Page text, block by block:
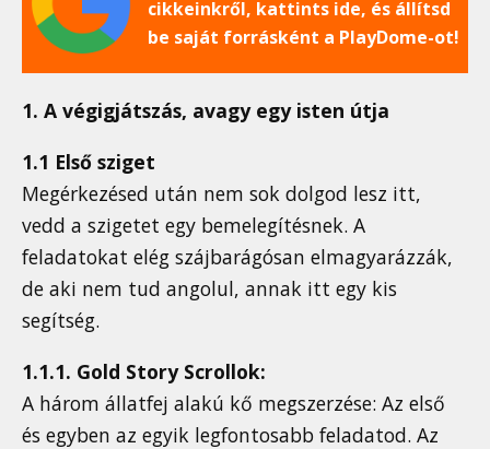
cikkeinkről, kattints ide, és állítsd
be saját forrásként a PlayDome-ot!
1. A végigjátszás, avagy egy isten útja
1.1 Első sziget
Megérkezésed után nem sok dolgod lesz itt,
vedd a szigetet egy bemelegítésnek. A
feladatokat elég szájbarágósan elmagyarázzák,
de aki nem tud angolul, annak itt egy kis
segítség.
1.1.1. Gold Story Scrollok:
A három állatfej alakú kő megszerzése: Az első
és egyben az egyik legfontosabb feladatod. Az